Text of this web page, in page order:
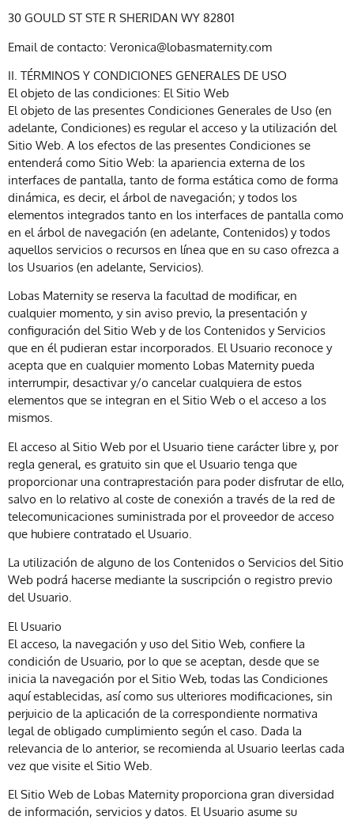
30 GOULD ST STE R SHERIDAN WY 82801
Email de contacto: Veronica@lobasmaternity.com
II. TÉRMINOS Y CONDICIONES GENERALES DE USO
El objeto de las condiciones: El Sitio Web
El objeto de las presentes Condiciones Generales de Uso (en
adelante, Condiciones) es regular el acceso y la utilización del
Sitio Web. A los efectos de las presentes Condiciones se
entenderá como Sitio Web: la apariencia externa de los
interfaces de pantalla, tanto de forma estática como de forma
dinámica, es decir, el árbol de navegación; y todos los
elementos integrados tanto en los interfaces de pantalla como
en el árbol de navegación (en adelante, Contenidos) y todos
aquellos servicios o recursos en línea que en su caso ofrezca a
los Usuarios (en adelante, Servicios).
Lobas Maternity se reserva la facultad de modificar, en
cualquier momento, y sin aviso previo, la presentación y
configuración del Sitio Web y de los Contenidos y Servicios
que en él pudieran estar incorporados. El Usuario reconoce y
acepta que en cualquier momento Lobas Maternity pueda
interrumpir, desactivar y/o cancelar cualquiera de estos
elementos que se integran en el Sitio Web o el acceso a los
mismos.
El acceso al Sitio Web por el Usuario tiene carácter libre y, por
regla general, es gratuito sin que el Usuario tenga que
proporcionar una contraprestación para poder disfrutar de ello,
salvo en lo relativo al coste de conexión a través de la red de
telecomunicaciones suministrada por el proveedor de acceso
que hubiere contratado el Usuario.
La utilización de alguno de los Contenidos o Servicios del Sitio
Web podrá hacerse mediante la suscripción o registro previo
del Usuario.
El Usuario
El acceso, la navegación y uso del Sitio Web, confiere la
condición de Usuario, por lo que se aceptan, desde que se
inicia la navegación por el Sitio Web, todas las Condiciones
aquí establecidas, así como sus ulteriores modificaciones, sin
perjuicio de la aplicación de la correspondiente normativa
legal de obligado cumplimiento según el caso. Dada la
relevancia de lo anterior, se recomienda al Usuario leerlas cada
vez que visite el Sitio Web.
El Sitio Web de Lobas Maternity proporciona gran diversidad
de información, servicios y datos. El Usuario asume su